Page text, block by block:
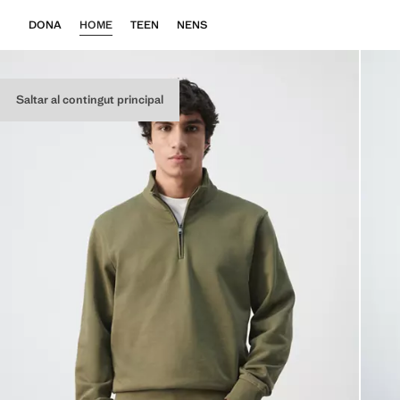
Saltar al contingut principal
DONA HOME TEEN NENS